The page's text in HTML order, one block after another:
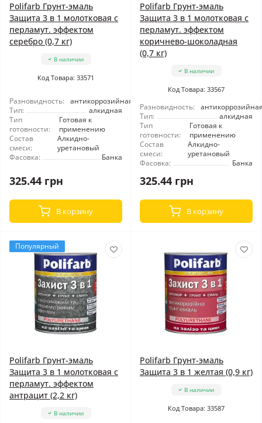
Polifarb Грунт-эмаль
Защита 3 в 1 молотковая с
перламут. эффектом
серебро (0,7 кг)
В наличии
Код Товара: 33571
Разновидность:
антикоррозийная
Тип:
алкидная
Тип
готовности:
Готовая к
применению
Состав
смеси:
Алкидно-
уретановый
Фасовка:
Банка
325.44 грн
В корзину
Polifarb Грунт-эмаль
Защита 3 в 1 молотковая с
перламут. эффектом
коричнево-шоколадная
(0,7 кг)
В наличии
Код Товара: 33567
Разновидность:
Тип:
алкидная
Тип
готовности:
Готовая к
применению
Состав
смеси:
Алкидно-
уретановый
Фасовка:
Банка
325.44 грн
В корзину
Популярный
Polifarb Грунт-эмаль
Защита 3 в 1 молотковая с
перламут. эффектом
антрацит (2,2 кг)
В наличии
Polifarb Грунт-эмаль
Защита 3 в 1 желтая (0,9 кг)
В наличии
Код Товара: 33587